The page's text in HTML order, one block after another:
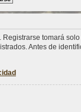
tomará
Antes de